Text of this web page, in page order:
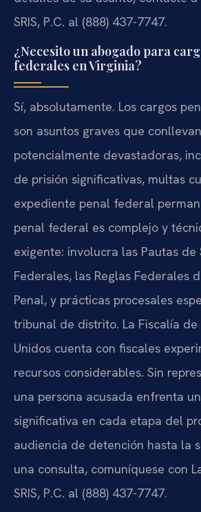
SRIS, P.C. al (888) 437-7747.
¿Necesito un abogado para
federales en Virginia?
Sí, absolutamente. Los cargos
son asuntos graves que
potencialmente devastadoras,
de prisión significativas, multas
expediente penal federal
penal federal es complejo y
exigente: involucra las Pautas de
Federales, las Reglas Federales
Penal, y prácticas procesales
tribunal de distrito. La Fiscalía de
Unidos cuenta con fiscales
recursos considerables. Sin
una persona acusada enfrenta
significativa en cada etapa del
audiencia de detención hasta la
una consulta, comuníquese con
SRIS, P.C. al (888) 437-7747.